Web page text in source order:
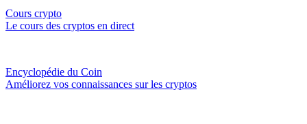
Cours crypto
Le cours des cryptos en direct
Encyclopédie du Coin
Améliorez vos connaissances sur les cryptos